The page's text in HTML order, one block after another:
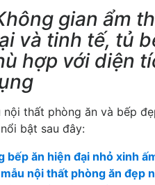
gian ẩm
và tinh tế, tủ
hợp với diện
nội thất phòng ăn và bếp
bật sau đây:
bếp ăn hiện đại nhỏ xinh
nội thất phòng ăn đẹp